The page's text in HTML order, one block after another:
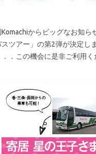
Komachiからビッグなお知
ツアー」の第2弾が決定し
．この機会に是非ご利用く